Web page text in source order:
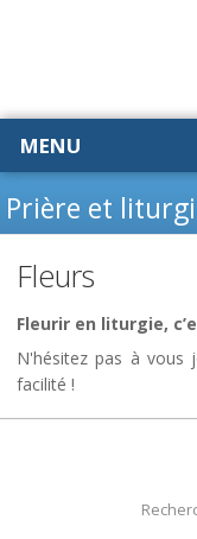
MENU
Prière et
Fleurs
Fleurir en liturgie,
N'hésitez pas à vous
facilité !